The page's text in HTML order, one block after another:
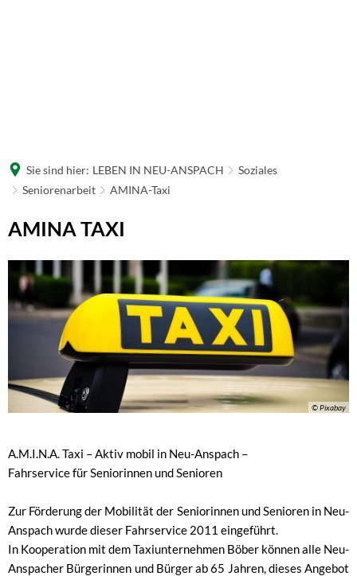
Sie sind hier: LEBEN IN NEU-ANSPACH
Soziales
Seniorenarbeit
AMINA-Taxi
AMINA-
Taxi
AMINA TAXI
© Pixabay
A.M.I.N.A. Taxi – Aktiv mobil in Neu-Anspach –
Fahrservice für Seniorinnen und Senioren
Zur Förderung der Mobilität der Seniorinnen und Senioren in Neu-
Anspach wurde dieser Fahrservice 2011 eingeführt.
In Kooperation mit dem Taxiunternehmen Böber können alle Neu-
Anspacher Bürgerinnen und Bürger ab 65 Jahren, dieses Angebot